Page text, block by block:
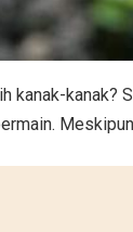
kanak-kanak?